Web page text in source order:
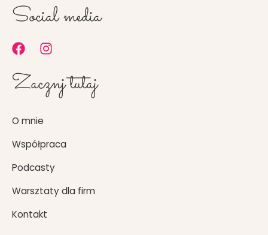
Social media
F
a
c
e
o
o
k
I
n
t
a
a
m
Zacznj tutaj
O mnie
Współpraca
Podcasty
Warsztaty dla firm
Kontakt